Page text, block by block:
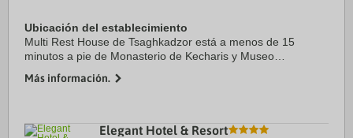
Ubicación del establecimiento
Multi Rest House de Tsaghkadzor está a menos de 15
minutos a pie de Monasterio de Kecharis y Museo
de Tsaghkadzor Ski Resort y a 2,4 km de ...
Más información.
Elegant Hotel & Resort